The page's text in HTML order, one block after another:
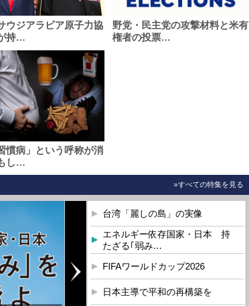
ウジアラビア原子力協
持…
野党・民主党の攻撃材料と米有
権者の投票…
慣病」という呼称が消
し…
»すべての特集を見る
台湾「麗しの島」の実像
エネルギー依存国家・日本 持
たざる｢弱み…
FIFAワールドカップ2026
日本主導で平和の再構築を